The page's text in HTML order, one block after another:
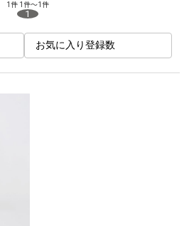
1件 1件～1件
1
お気に入り登録数